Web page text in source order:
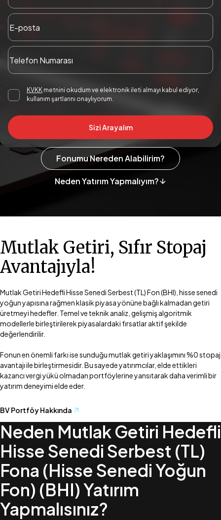
KVKK metnini okudum ve elektronik ileti almayı kabul ediyor,
kullanım şartlarını onaylıyorum.
Sizi Arayalım
Fonumu Nereden Alabilirim?
Neden Yatırım Yapmalıyım?
Mutlak Getiri, Sıfır Stopaj
Avantajıyla!
Mutlak Getiri Hedefli Hisse Senedi Serbest (TL) Fon (BHI), hisse senedi
yoğun yapısına rağmen klasik piyasa yönüne bağlı kalmadan getiri
üretmeyi hedefler. Temel ve teknik analiz, gelişmiş algoritmik
modellerle birleştirilerek piyasalardaki fırsatlar aktif şekilde
değerlendirilir.
Fonun en önemli farkı ise sunduğu mutlak getiri yaklaşımını %0 stopaj
avantajı ile birleştirmesidir. Bu sayede yatırımcılar, elde ettikleri
kazancı vergi yükü olmadan portföylerine yansıtarak daha verimli bir
BV Portföy Hakkında
Neden Mutlak Getiri Hedefli
Hisse Senedi Serbest (TL)
Fona (Hisse Senedi Yoğun
Fon) (BHI) Yatırım
Yapmalısınız?